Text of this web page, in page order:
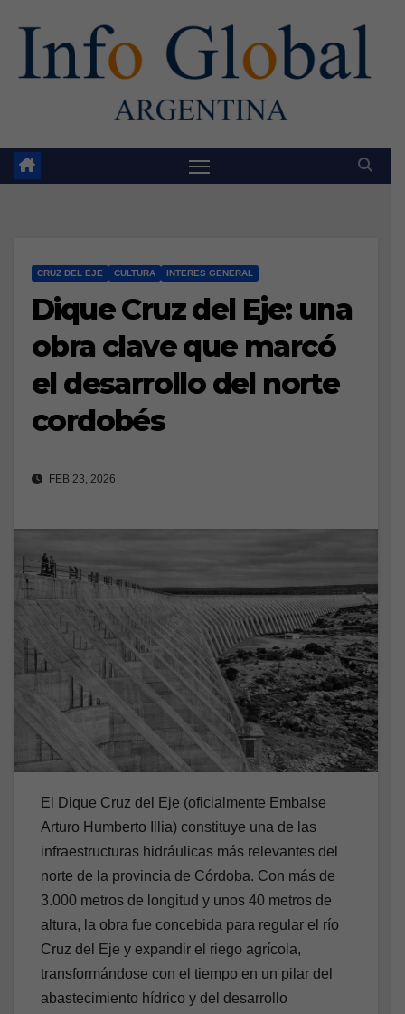
CRUZ DEL EJE CULTURA INTERES GENERAL
Dique Cruz del Eje: una
obra clave que marcó
el desarrollo del norte
cordobés
FEB 23, 2026
El Dique Cruz del Eje (oficialmente Embalse
Arturo Humberto Illia) constituye una de las
infraestructuras hidráulicas más relevantes del
norte de la provincia de Córdoba. Con más de
3.000 metros de longitud y unos 40 metros de
altura, la obra fue concebida para regular el río
Cruz del Eje y expandir el riego agrícola,
transformándose con el tiempo en un pilar del
abastecimiento hídrico y del desarrollo